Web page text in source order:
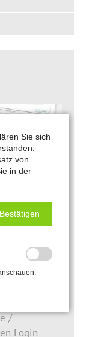
/
Login
Sie sich
von
in der
Bestätigen